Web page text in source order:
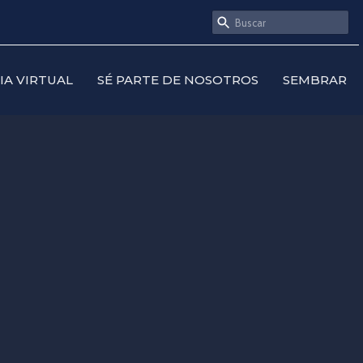
VIRTUAL SÉ PARTE DE NOSOTROS SEMBRAR